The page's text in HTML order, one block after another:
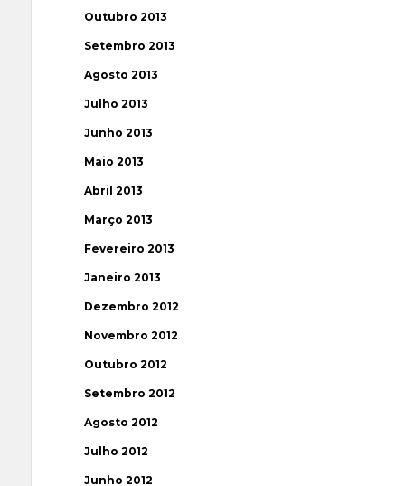
Outubro 2013
Setembro 2013
Agosto 2013
Julho 2013
Junho 2013
Maio 2013
Abril 2013
Março 2013
Fevereiro 2013
Janeiro 2013
Dezembro 2012
Novembro 2012
Outubro 2012
Setembro 2012
Agosto 2012
Julho 2012
Junho 2012